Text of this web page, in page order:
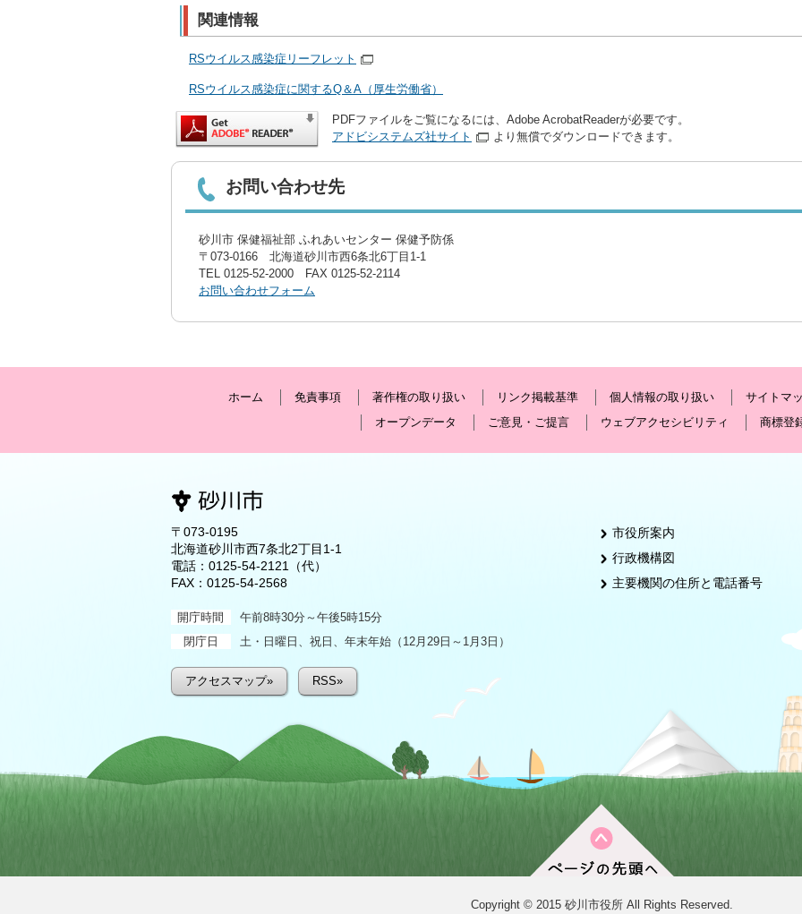
関連情報
RSウイルス感染症リーフレット
RSウイルス感染症に関するQ＆A（厚生労働省）
PDFファイルをご覧になるには、Adobe AcrobatReaderが必要です。
アドビシステムズ社サイト
より無償でダウンロードできます。
お問い合わせ先
砂川市 保健福祉部 ふれあいセンター 保健予防係
〒073-0166 北海道砂川市西6条北6丁目1-1
TEL 0125-52-2000 FAX 0125-52-2114
お問い合わせフォーム
ホーム 免責事項 著作権の取り扱い リンク掲載基準 個人情報の取り扱い
サイトマ
オープンデータ
ご意見・ご提言 ウェブアクセシビリティ 商標登
〒073-0195
北海道砂川市西7条北2丁目1-1
電話： 0125-54-2121
（代）
FAX：0125-54-2568
開庁時間
午前8時30分～午後5時15分
閉庁日
土・日曜日、祝日、年末年始（12月29日～1月3日）
アクセスマップ» RSS»
市役所案内
行政機構図
主要機関の住所と電話番号
Copyright © 2015 砂川市役所 All Rights Reserved.